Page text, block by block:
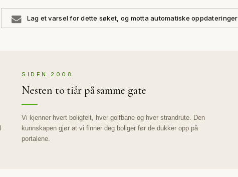
Lag et varsel for dette søket, og motta automatiske oppdateringer
SIDEN 2008
Nesten to tiår på samme gate
Vi kjenner hvert boligfelt, hver golfbane og hver strandrute. Den
kunnskapen gjør at vi finner deg boliger før de dukker opp på
portalene.